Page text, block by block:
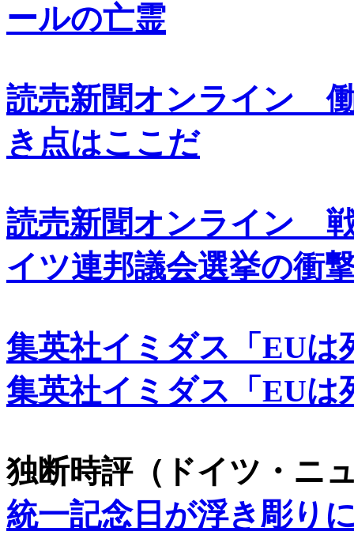
ールの亡霊
読売新聞オンライン
き点はここだ
読売新聞オンライン
イツ連邦議会選挙の衝
集英社イミダス「EUは
集英社イミダス「EUは
独断時評（ドイツ・ニ
統一記念日が浮き彫り